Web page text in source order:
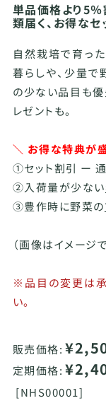
単品価格より5
類届く、お得なセ
自然栽培で育っ
暮らしや、少量
の少ない品目も
レゼントも。
＼ お得な特典が盛
①セット割引 ー
②入荷量が少ない
③豊作時に野菜の
（画像はイメージで
※品目の変更は承
い。
販売価格:
定期価格:
[NHS00001]